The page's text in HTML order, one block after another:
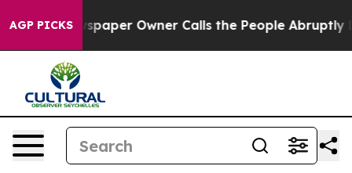
AGP PICKSOwner Calls the People Abruptly Laid off